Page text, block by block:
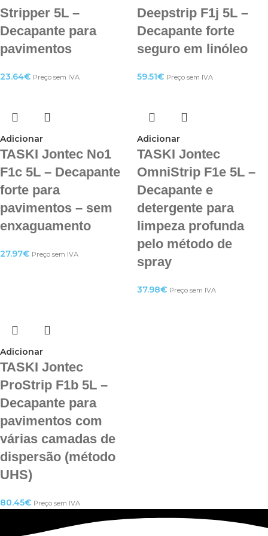
Stripper 5L –
Decapante para
pavimentos
23.64€ Preço sem IVA
Deepstrip F1j 5L –
Decapante forte
seguro em linóleo
59.51€ Preço sem IVA
Adicionar
TASKI Jontec No1
F1c 5L – Decapante
forte para
pavimentos – sem
enxaguamento
27.97€ Preço sem IVA
Adicionar
TASKI Jontec
OmniStrip F1e 5L –
Decapante e
detergente para
limpeza profunda
pelo método de
spray
37.98€ Preço sem IVA
Adicionar
TASKI Jontec
ProStrip F1b 5L –
Decapante para
pavimentos com
várias camadas de
dispersão (método
UHS)
80.45€ Preço sem IVA